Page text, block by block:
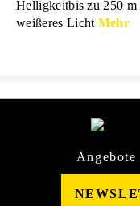
Helligkeitbis zu 250
weißeres Licht Mehr